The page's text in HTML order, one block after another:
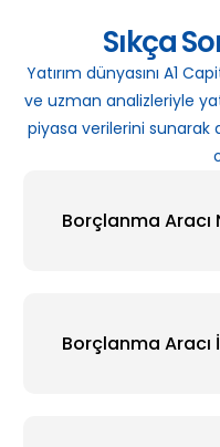
Sıkça
Yatırım dünyasını A1
ve uzman analizleriyle
piyasa verilerini sunarak
Borçlanma Aracı
Borçlanma Aracı